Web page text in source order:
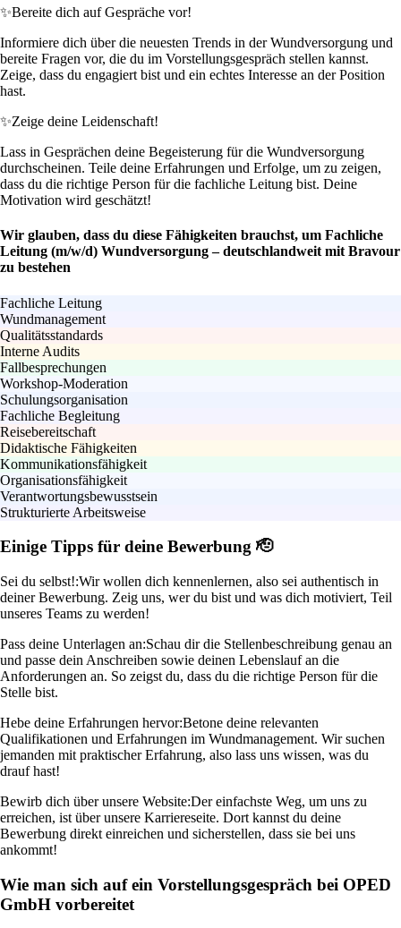
✨Bereite dich auf Gespräche vor!
Informiere dich über die neuesten Trends in der Wundversorgung und
bereite Fragen vor, die du im Vorstellungsgespräch stellen kannst.
Zeige, dass du engagiert bist und ein echtes Interesse an der Position
hast.
✨Zeige deine Leidenschaft!
Lass in Gesprächen deine Begeisterung für die Wundversorgung
durchscheinen. Teile deine Erfahrungen und Erfolge, um zu zeigen,
dass du die richtige Person für die fachliche Leitung bist. Deine
Motivation wird geschätzt!
Wir glauben, dass du diese Fähigkeiten brauchst, um Fachliche
Leitung (m/w/d) Wundversorgung – deutschlandweit mit Bravour
zu bestehen
Fachliche Leitung
Wundmanagement
Qualitätsstandards
Interne Audits
Fallbesprechungen
Workshop-Moderation
Schulungsorganisation
Fachliche Begleitung
Reisebereitschaft
Didaktische Fähigkeiten
Kommunikationsfähigkeit
Organisationsfähigkeit
Verantwortungsbewusstsein
Strukturierte Arbeitsweise
Einige Tipps für deine Bewerbung 🫡
Sei du selbst!:Wir wollen dich kennenlernen, also sei authentisch in
deiner Bewerbung. Zeig uns, wer du bist und was dich motiviert, Teil
unseres Teams zu werden!
Pass deine Unterlagen an:Schau dir die Stellenbeschreibung genau an
und passe dein Anschreiben sowie deinen Lebenslauf an die
Anforderungen an. So zeigst du, dass du die richtige Person für die
Stelle bist.
Hebe deine Erfahrungen hervor:Betone deine relevanten
Qualifikationen und Erfahrungen im Wundmanagement. Wir suchen
jemanden mit praktischer Erfahrung, also lass uns wissen, was du
drauf hast!
Bewirb dich über unsere Website:Der einfachste Weg, um uns zu
erreichen, ist über unsere Karriereseite. Dort kannst du deine
Bewerbung direkt einreichen und sicherstellen, dass sie bei uns
ankommt!
Wie man sich auf ein Vorstellungsgespräch bei OPED
GmbH vorbereitet